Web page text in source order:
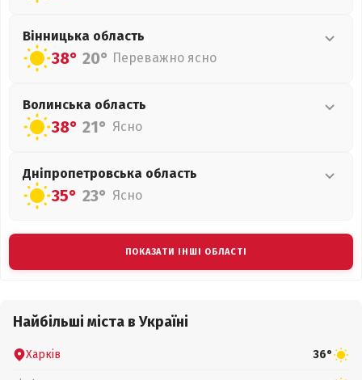
Вінницька область
38° 20° Переважно ясно
Волинська область
38° 21° Ясно
Дніпропетровська область
35° 23° Ясно
ПОКАЗАТИ ІНШІ ОБЛАСТІ
Найбільші міста в Україні
Харків 36°